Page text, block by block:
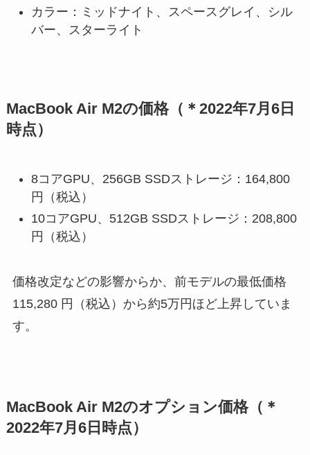
カラー：ミッドナイト、スペースグレイ、シル
バー、スターライト
MacBook Air M2の価格（＊2022年7月6日
時点）
8コアGPU、256GB SSDストレージ：164,800
円（税込）
10コアGPU、512GB SSDストレージ：208,800
円（税込）
価格改定などの影響からか、前モデルの最低価格
115,280 円（税込）から約5万円ほど上昇していま
す。
MacBook Air M2のオプション価格（＊
2022年7月6日時点）